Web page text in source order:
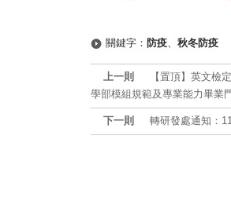
關鍵字： 防疫、 秋冬防疫
上一則
【置頂】英文檢
學部模組規範及專業能力畢業
下一則 轉研發處通知：